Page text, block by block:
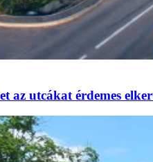
az utcákat érdemes